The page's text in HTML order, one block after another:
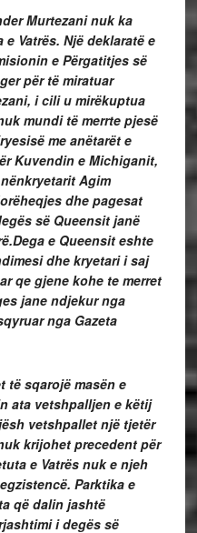
Murtezani nuk ka
Vatrës. Një deklaratë e
e Përgatitjes së
për të miratuar
i cili u mirëkuptua
mundi të merrte pjesë
me anëtarët e
Kuvendin e Michiganit,
Agim
dhe pagesat
së Queensit janë
e Queensit eshte
dhe kryetari i saj
qe gjene kohe te merret
jane ndjekur nga
nga Gazeta
të sqarojë masën e
ata vetshpalljen e këtij
vetshpallet një tjetër
krijohet precedent për
e Vatrës nuk e njeh
Parktika e
që dalin jashtë
i degës së